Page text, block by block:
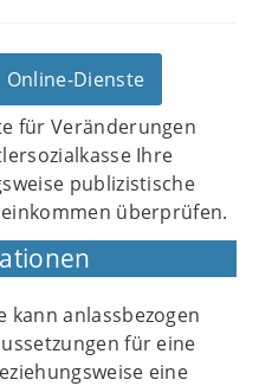
Online-Dienste
für Veränderungen
Ihre
publizistische
überprüfen.
kann anlassbezogen
für eine
eine